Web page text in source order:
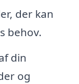
der kan
behov.
din
og